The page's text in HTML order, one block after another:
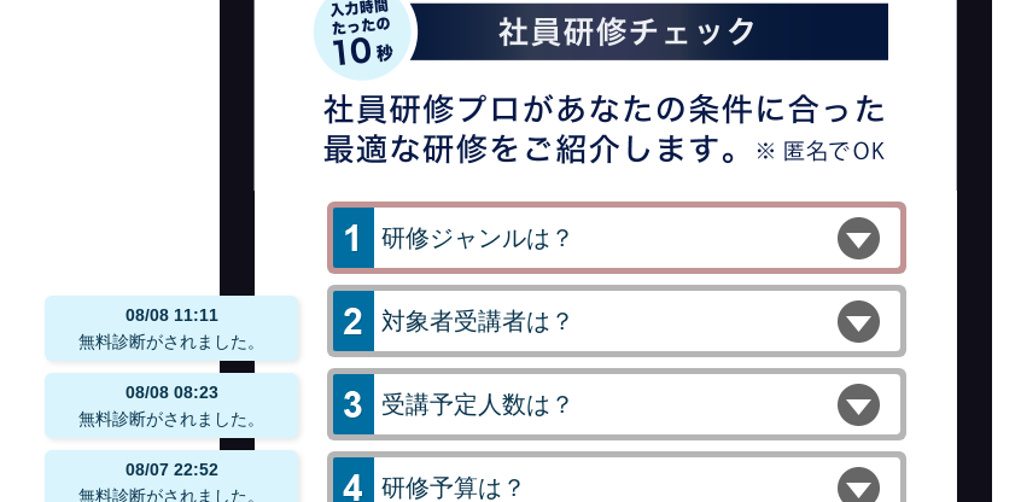
08/0811:11
無料診断がされました。
08/0808:23
無料診断がされました。
08/0722:52
無料診断がされました。
研修ジャンルは？
対象者受講者は？
受講予定人数は？
研修予算は？